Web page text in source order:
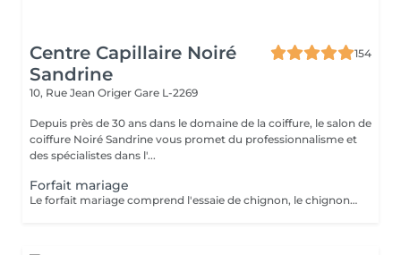
Centre Capillaire Noiré
Sandrine
154
10, Rue Jean Origer Gare L-2269
Depuis près de 30 ans dans le domaine de la coiffure, le salon de
coiffure Noiré Sandrine vous promet du professionnalisme et
des spécialistes dans l'...
Forfait mariage
Le forfait mariage comprend l'essaie de chignon, le chignon, une manucure avec vernis et un maquillage